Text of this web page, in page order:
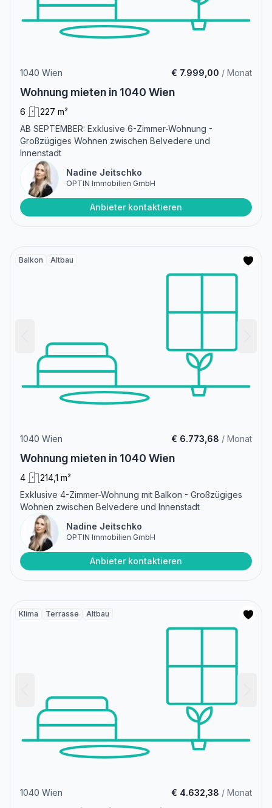
1040 Wien € 7.999,00 / Monat
Wohnung mieten in 1040 Wien
6
227 m²
AB SEPTEMBER: Exklusive 6-Zimmer-Wohnung -
Großzügiges Wohnen zwischen Belvedere und
Innenstadt
Nadine Jeitschko
OPTIN Immobilien GmbH
Anbieter kontaktieren
Balkon Altbau
1040 Wien € 6.773,68 / Monat
Wohnung mieten in 1040 Wien
4
214,1 m²
Exklusive 4-Zimmer-Wohnung mit Balkon - Großzügiges
Wohnen zwischen Belvedere und Innenstadt
Nadine Jeitschko
OPTIN Immobilien GmbH
Anbieter kontaktieren
Klima Terrasse Altbau
1040 Wien € 4.632,38 / Monat